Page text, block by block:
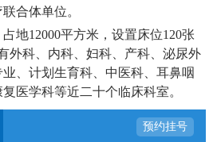
合体单位。
地12000平方米，设置床位120张
外科、内科、妇科、产科、泌尿外
、计划生育科、中医科、耳鼻咽
医学科等近二十个临床科室。
预约挂号